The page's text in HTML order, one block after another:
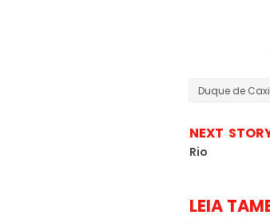
Duque de
NEXT
Rio
LEIA